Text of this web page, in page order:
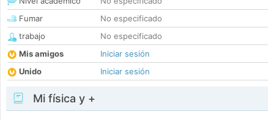
Fumar
No especificado
trabajo
No especificado
Mis amigos
Iniciar sesión
Unido
Iniciar sesión
Mi física y +